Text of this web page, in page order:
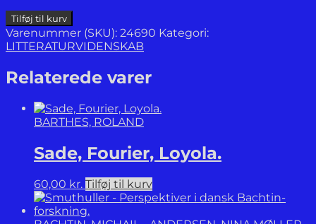
Digteren
Morti
Vizki.
Tilføj til kurv
Varenummer (SKU): 24690 Kategori:
LITTERATURVIDENSKAB
Relaterede varer
BARTHES, ROLAND
Sade, Fourier, Loyola.
60,00 kr. Tilføj til kurv